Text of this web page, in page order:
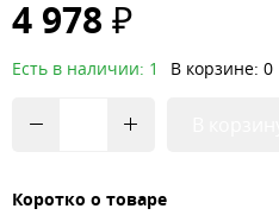
4 978 ₽
Есть в наличии: 1 В корзине: 0
Коротко о товаре